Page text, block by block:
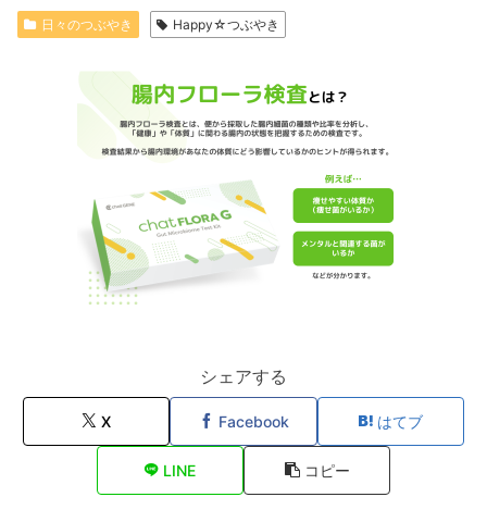
日々のつぶやき Happy☆つぶやき
シェアする
X Facebook はてブ
LINE コピー